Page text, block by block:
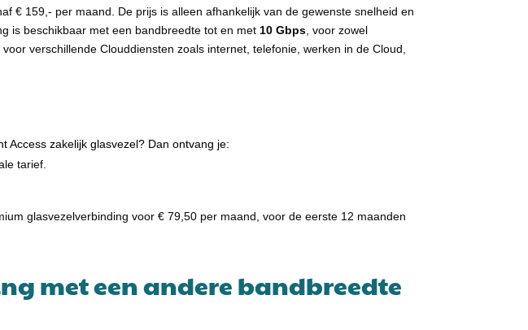
€ 159,- per maand. De prijs is alleen afhankelijk van de gewenste snelheid en
is beschikbaar met een bandbreedte tot en met 10 Gbps , voor zowel
verschillende Clouddiensten zoals internet, telefonie, werken in de Cloud,
Access zakelijk glasvezel? Dan ontvang je:
tarief.
glasvezelverbinding voor € 79,50 per maand, voor de eerste 12 maanden
met een andere bandbreedte